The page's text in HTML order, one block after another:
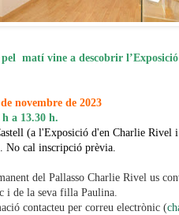
pel matí vine a descobrir
novembre de 2023
h a 13.30 h.
(a l'Exposició d'en Charlie Rivel
No cal inscripció prèvia.
del Pallasso Charlie Rivel us
i de la seva filla Paulina.
contacteu per correu electrònic (